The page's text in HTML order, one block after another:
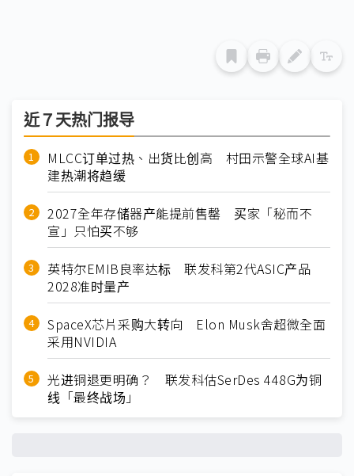
近７天热门报导
MLCC订单过热、出货比创高 村田示警全球AI基
建热潮将趋缓
2027全年存储器产能提前售罄 买家「秘而不
宣」只怕买不够
英特尔EMIB良率达标 联发科第2代ASIC产品
2028准时量产
SpaceX芯片采购大转向 Elon Musk舍超微全面
采用NVIDIA
光进铜退更明确？ 联发科估SerDes 448G为铜
线「最终战场」